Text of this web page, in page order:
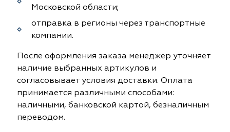
Московской области;
отправка в регионы через транспортные
компании.
После оформления заказа менеджер уточняет
наличие выбранных артикулов и
согласовывает условия доставки. Оплата
принимается различными способами:
наличными, банковской картой, безналичным
переводом.